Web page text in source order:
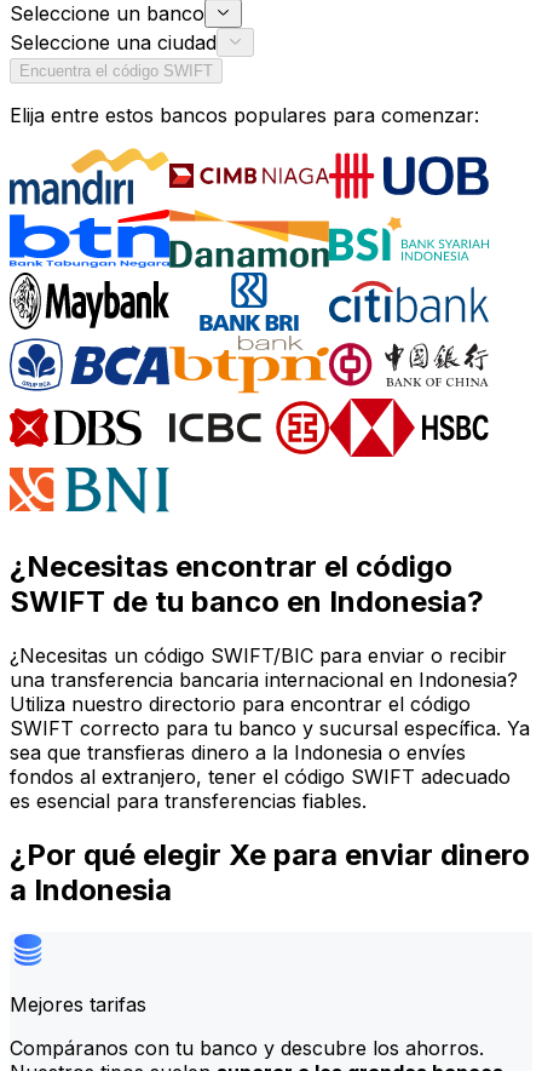
Seleccione un banco
Seleccione una ciudad
Encuentra el código SWIFT
Elija entre estos bancos populares para comenzar:
¿Necesitas encontrar el código
SWIFT de tu banco en Indonesia?
¿Necesitas un código SWIFT/BIC para enviar o recibir
una transferencia bancaria internacional en Indonesia?
Utiliza nuestro directorio para encontrar el código
SWIFT correcto para tu banco y sucursal específica. Ya
sea que transfieras dinero a la Indonesia o envíes
fondos al extranjero, tener el código SWIFT adecuado
es esencial para transferencias fiables.
¿Por qué elegir Xe para enviar dinero
a Indonesia
Mejores tarifas
Compáranos con tu banco y descubre los ahorros.